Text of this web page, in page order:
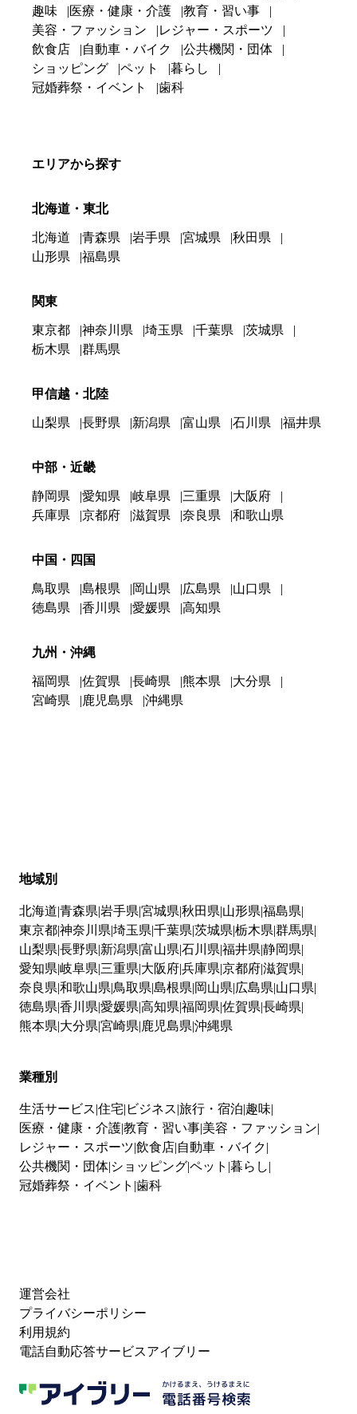
趣味
医療・健康・介護
教育・習い事
美容・ファッション
レジャー・スポーツ
飲食店
自動車・バイク
公共機関・団体
ショッピング
ペット
暮らし
冠婚葬祭・イベント
歯科
エリアから探す
北海道・東北
北海道 青森県 岩手県 宮城県
秋田県
山形県
福島県
関東
東京都 神奈川県 埼玉県 千葉県
茨城県
栃木県
群馬県
甲信越・北陸
山梨県 長野県 新潟県 富山県 石川県 福井県
中部・近畿
静岡県 愛知県 岐阜県 三重県
大阪府
兵庫県
京都府 滋賀県 奈良県 和歌山県
中国・四国
鳥取県 島根県 岡山県 広島県
山口県
徳島県
香川県 愛媛県 高知県
九州・沖縄
福岡県 佐賀県 長崎県 熊本県
大分県
宮崎県
鹿児島県 沖縄県
地域別
北海道 青森県 岩手県 宮城県 秋田県 山形県 福島県
東京都神奈川県 埼玉県 千葉県 茨城県 栃木県 群馬県
山梨県 長野県 新潟県 富山県 石川県 福井県 静岡県
愛知県 岐阜県 三重県 大阪府兵庫県 京都府滋賀県
奈良県 和歌山県 鳥取県 島根県 岡山県 広島県 山口県
徳島県 香川県 愛媛県 高知県 福岡県 佐賀県 長崎県
熊本県 大分県 宮崎県 鹿児島県 沖縄県
業種別
生活サービス 住宅 ビジネス 旅行・宿泊 趣味
医療・健康・介護教育・習い事 美容・ファッション
レジャー・スポーツ 飲食店 自動車・バイク
公共機関・団体 ショッピングペット 暮らし
冠婚葬祭・イベント 歯科
運営会社
プライバシーポリシー
利用規約
電話自動応答サービスアイブリー